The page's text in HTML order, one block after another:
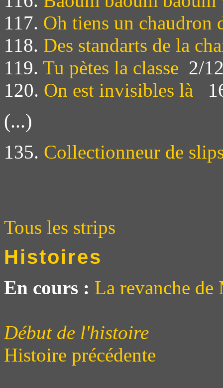
117. Oh tiens un chaudron
118. Des standarts de la
119. Tu pètes la classe 2/
120. On est invisibles là
(...)
135. Collectionneur de
Tous les strips
Histoires
En cours : La revanche de
Début de l'histoire
Histoire précédente